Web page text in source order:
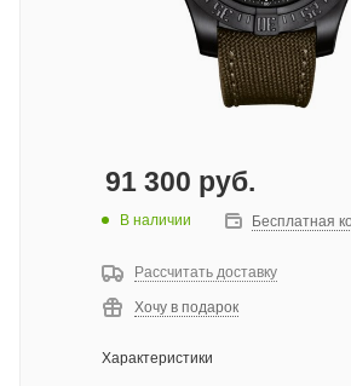
91 300 руб.
В наличии Бесплатная
Рассчитать доставку
Хочу в подарок
Характеристики